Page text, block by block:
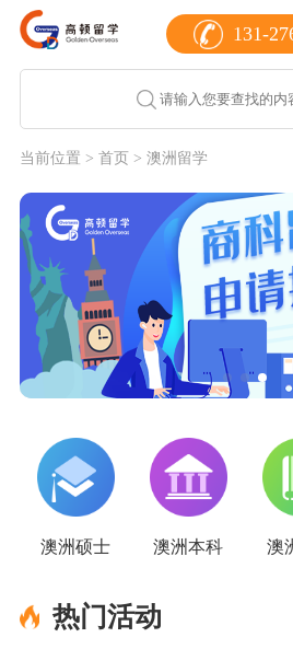
131-
当前位置 > 首页 > 澳洲留学
澳洲硕士 澳洲本科 澳
热门活动